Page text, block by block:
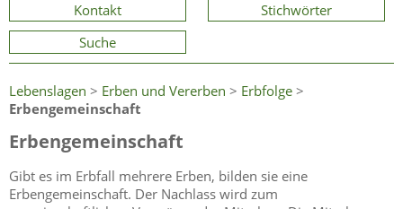
Kontakt
Stichwörter
Suche
Lebenslagen > Erben und Vererben > Erbfolge >
Erbengemeinschaft
Erbengemeinschaft
Gibt es im Erbfall mehrere Erben, bilden sie eine
Erbengemeinschaft. Der Nachlass wird zum